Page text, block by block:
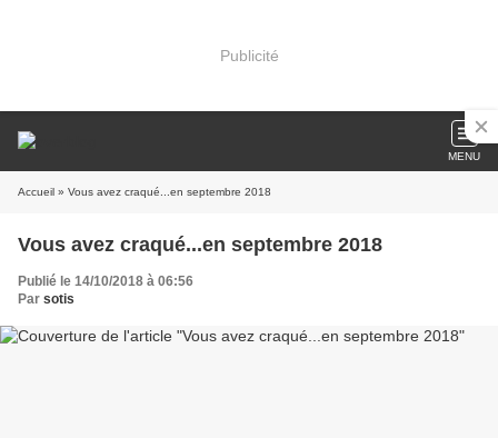
Publicité
MENU
Accueil » Vous avez craqué...en septembre 2018
Vous avez craqué...en septembre 2018
Publié le 14/10/2018 à 06:56
Par sotis